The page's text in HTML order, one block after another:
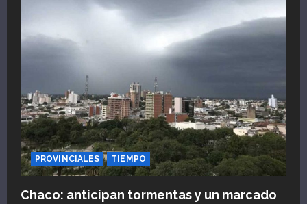
PROVINCIALES TIEMPO
Chaco: anticipan tormentas y un marcado